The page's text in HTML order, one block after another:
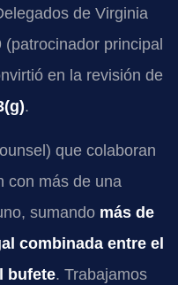
de Virginia
principal
en la revisión de
.
que colaboran
con más de una
sumando más de
combinada entre el
bufete. Trabajamos